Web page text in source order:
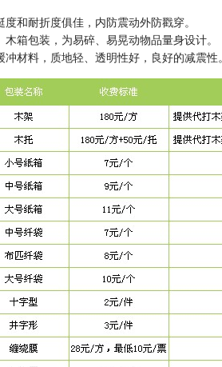
和耐折度俱佳，内防震动外防戳穿。
箱包装，为易碎、易晃动物品量身设计。
材料，质地轻、透明性好，良好的减震性。